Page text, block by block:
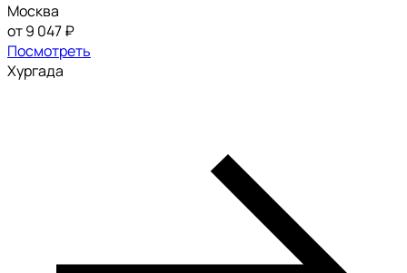
Москва
от 9 047 ₽
Посмотреть
Хургада